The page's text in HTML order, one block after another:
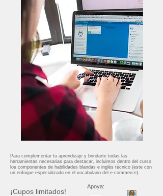
Para complementar tu aprendizaje y brindarte todas las
herramientas necesarias para destacar, incluimos dentro del curso
los componentes de habilidades blandas e inglés técnico (este con
un enfoque especializado en el vocabulario del e-commerce).
¡Cupos limitados!
Apoya: